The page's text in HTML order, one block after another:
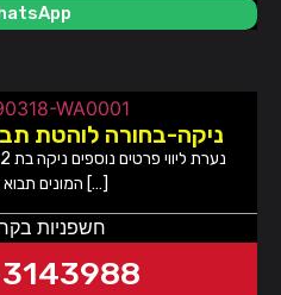
ניקה-בחורה לוהטת
המונים תבוא אליך למלון או לבית למפגש מפנק […]
חשפניות